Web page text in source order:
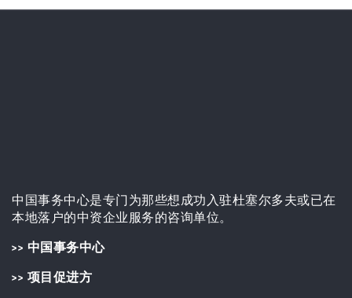
中国事务中心是专门为那些想成功入驻杜塞尔多夫或已在
本地落户的中资企业服务的咨询单位。
>> 中国事务中心
>> 项目促进方